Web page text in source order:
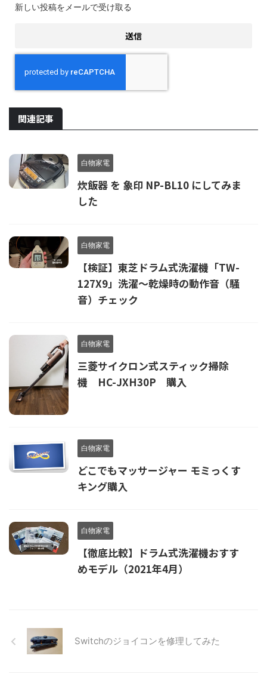
新しい投稿をメールで受け取る
関連記事
白物家電
炊飯器 を 象印 NP-BL10 にしてみま
した
白物家電
【検証】東芝ドラム式洗濯機「TW-
127X9」洗濯～乾燥時の動作音（騒
音）チェック
白物家電
三菱サイクロン式スティック掃除
機 HC-JXH30P 購入
白物家電
どこでもマッサージャー モミっくす
キング購入
白物家電
【徹底比較】ドラム式洗濯機おすす
めモデル（2021年4月）
Switchのジョイコンを修理してみた